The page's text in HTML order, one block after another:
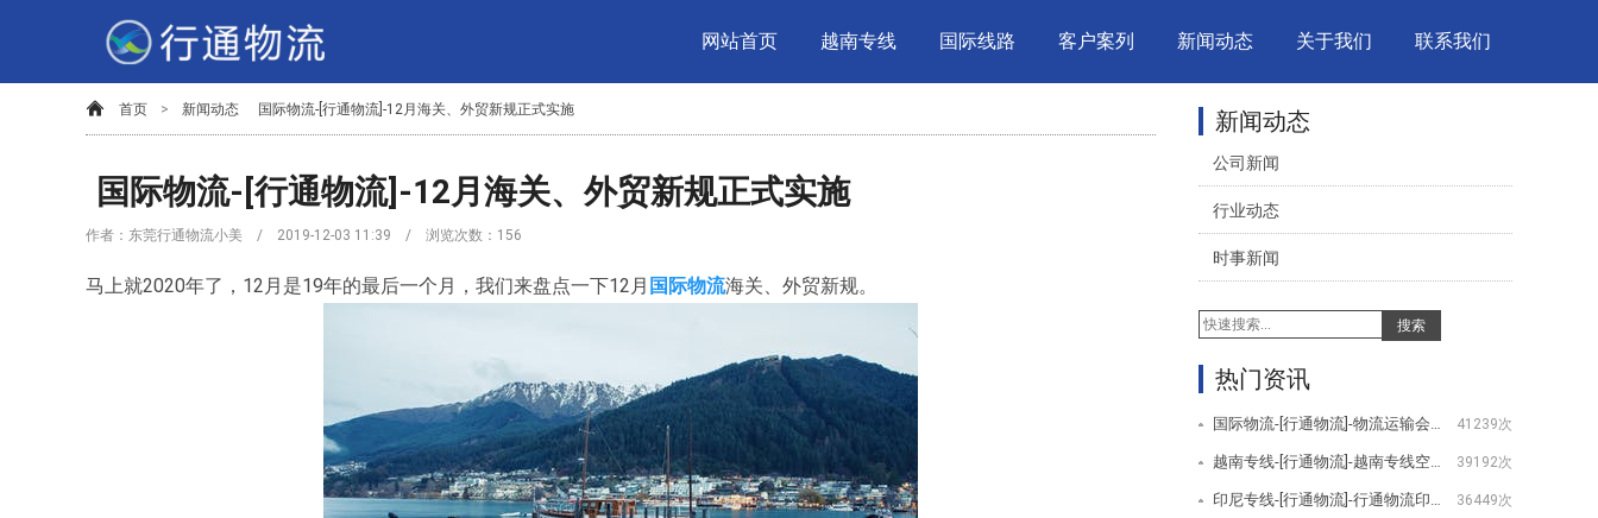
网站首页 越南专线 国际线路 客户案列 新闻动态 关于我们 联系我们
首页 > 新闻动态 国际物流-[行通物流]-12月海关、外贸新规正式实施
国际物流-[行通物流]-12月海关、外贸新规正式实施
作者：东莞行通物流小美 / 2019-12-03 11:39 / 浏览次数： 156
马上就2020年了，12月是19年的最后一个月，我们来盘点一下12月 国际物流海关、外贸新规。
新闻动态
公司新闻
行业动态
时事新闻
搜索
热门资讯
国际物流-[行通物流]-物流运输会用到哪些设备 41239次
越南专线-[行通物流]-越南专线空运服务项目 39192次
印尼专线-[行通物流]-行通物流印尼专线服务项目 36449次